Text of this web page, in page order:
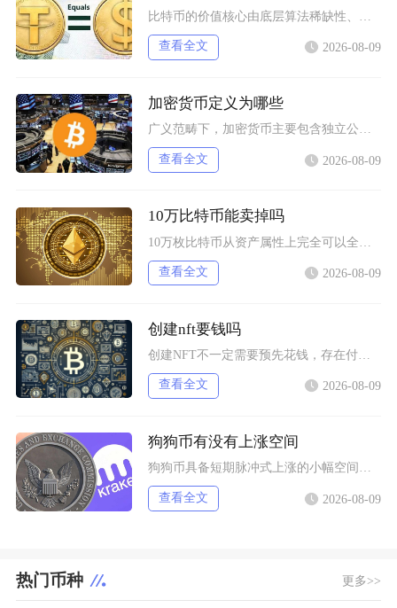
查看全文 2026-08-09
加密货币定义为哪些
广义范畴下，加密货币主要包含独立公链原生币种、依托现有区块链发行的各类同质化代币、多种机制
查看全文 2026-08-09
10万比特币能卖掉吗
查看全文 2026-08-09
创建nft要钱吗
查看全文 2026-08-09
狗狗币有没有上涨空间
狗狗币具备短期脉冲式上涨的小幅空间，但长期很难走出持续性大涨行情，行情分化特征十分明显，仅
查看全文 2026-08-09
热门币种 更多>>